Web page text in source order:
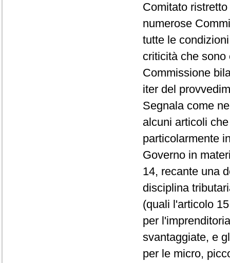
Comitato
numerose
tutte le
criticità che
Commissione
iter del
Segnala come
alcuni articoli
particolarmente
Governo in
14, recante una
disciplina
(quali l'articolo
per
svantaggiate, e
per le micro,